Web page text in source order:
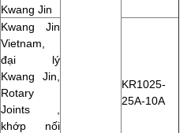
Kwang Jin
Kwang Jin
Vietnam,
đại lý
Kwang Jin,
Rotary
Joints ,
khớp nối
KR1025-
25A-10A